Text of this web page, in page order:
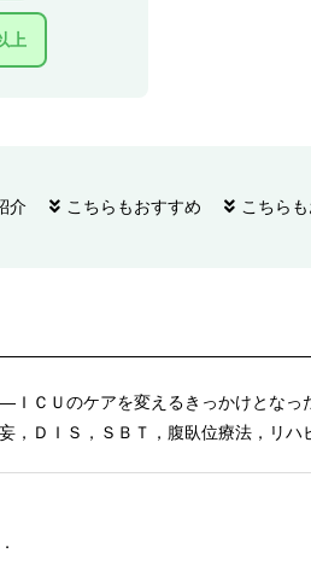
上
介 こちらもおすすめ こちら
ＣＵのケアを変えるきっかけとな
，ＤＩＳ，ＳＢＴ，腹臥位療法，リハ